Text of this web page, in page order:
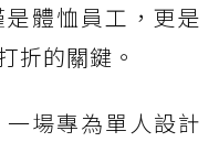
體恤員工，更是
折的關鍵。
場專為單人設計